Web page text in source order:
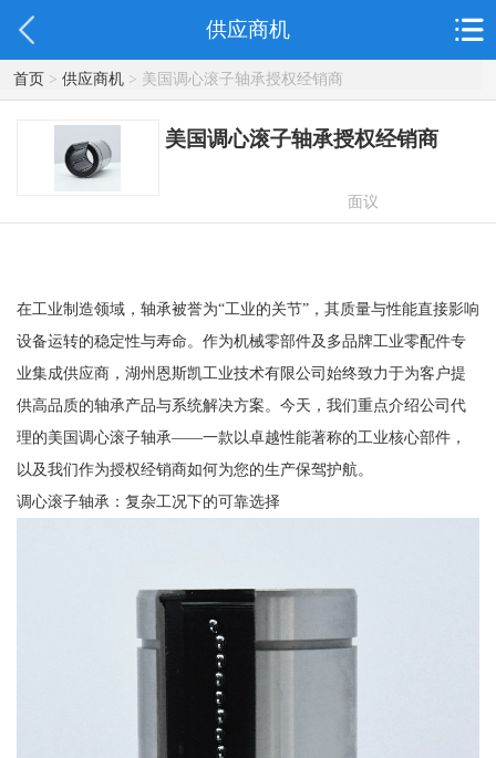
供应商机
首页> 供应商机> 美国调心滚子轴承授权经销商
美国调心滚子轴承授权经销商
面议
在工业制造领域，轴承被誉为“工业的关节”，其质量与性能直接影响
设备运转的稳定性与寿命。作为机械零部件及多品牌工业零配件专
业集成供应商，湖州恩斯凯工业技术有限公司始终致力于为客户提
供高品质的轴承产品与系统解决方案。今天，我们重点介绍公司代
理的美国调心滚子轴承——一款以卓越性能著称的工业核心部件，
以及我们作为授权经销商如何为您的生产保驾护航。
调心滚子轴承：复杂工况下的可靠选择